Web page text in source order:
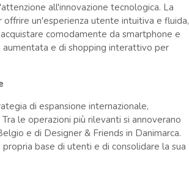
all'innovazione tecnologica. La
un'esperienza utente intuitiva e fluida,
comodamente da smartphone e
e di shopping interattivo per
di espansione internazionale,
le operazioni più rilevanti si annoverano
e di Designer & Friends in Danimarca.
base di utenti e di consolidare la sua